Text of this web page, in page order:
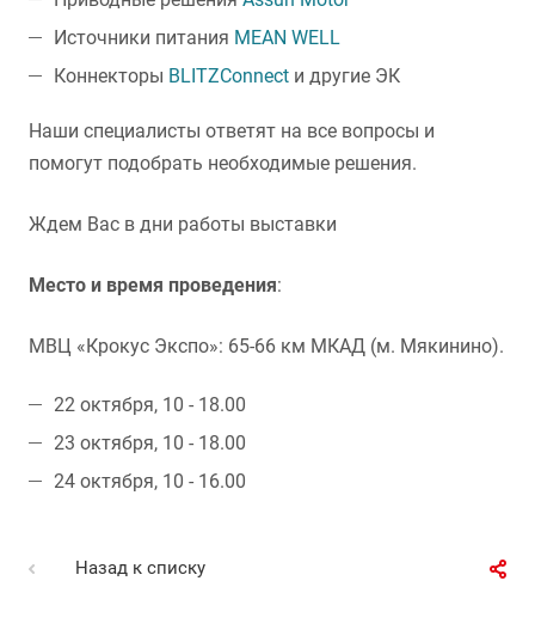
Источники питания MEAN WELL
Коннекторы BLITZConnect и другие ЭК
Наши специалисты ответят на все вопросы и
помогут подобрать необходимые решения.
Ждем Вас в дни работы выставки
Место и время проведения:
МВЦ «Крокус Экспо»: 65-66 км МКАД (м. Мякинино).
22 октября, 10 - 18.00
23 октября, 10 - 18.00
24 октября, 10 - 16.00
Назад к списку